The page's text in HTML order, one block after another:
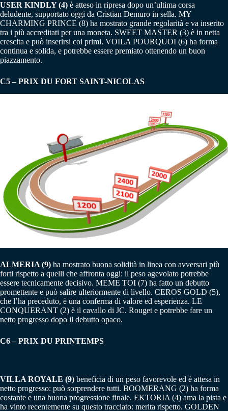
USER KINDLY (4) è atteso in ripresa dopo un’ultima corsa
deludente, supportato oggi da Cristian Demuro in sella. MY
CHARMING PRINCE (8) ha mostrato grande regolarità e va inserito
tra i più accreditati per una moneta. SWEET MASTER (3) è in netta
crescita e può inserirsi coi primi. VOILA POURQUOI (6) ha forma
continua e solida, e potrebbe essere premiato ottenendo un buon
piazzamento.
C5 – PRIX DU FORT SAINT-NICOLAS
ALMERIA (9) ha mostrato buona solidità in linea con avversari più
forti rispetto a quelli che affronta oggi: il peso agevolato potrebbe
essere tecnicamente decisivo. MEME TOI (7) ha fatto un debutto
promettente e può salire ulteriormente di livello. CEROS GOLD (5),
che l’ha preceduto, è una conferma di valore ed esperienza. LE
CONQUERANT (2) è il cavallo di JC. Rouget e potrebbe fare un
netto progresso dopo il debutto opaco.
C6 – PRIX DU PRINTEMPS
VILLA ROYALE (9) beneficia di un peso favorevole ed è attesa in
netto progresso: può sorprendere tutti. BOOMERANG (2) ha forma
costante e una buona progressione finale. EKTORIA (4) ama la pista e
ha vinto recentemente su questo tracciato: merita rispetto. GOLDEN